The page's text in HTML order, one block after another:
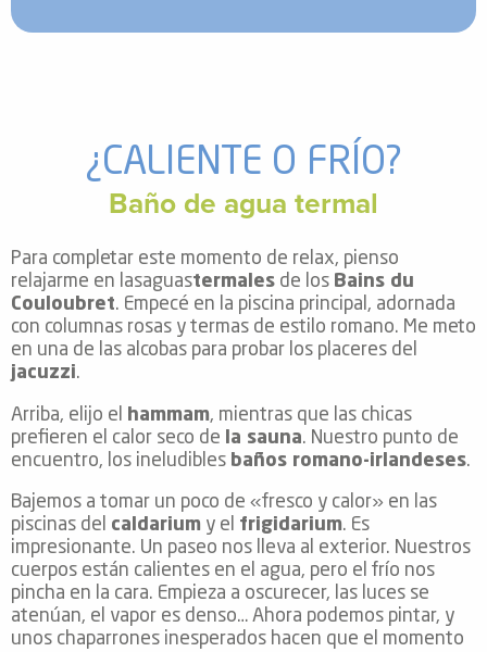
¿CALIENTE O FRÍO?
Baño de agua termal
Para completar este momento de relax, pienso
relajarme en lasaguastermales de los Bains du
Couloubret. Empecé en la piscina principal, adornada
con columnas rosas y termas de estilo romano. Me meto
en una de las alcobas para probar los placeres del
jacuzzi.
Arriba, elijo el hammam, mientras que las chicas
prefieren el calor seco de
la sauna. Nuestro punto de
encuentro, los ineludibles baños romano-irlandeses.
Bajemos a tomar un poco de «fresco y calor» en las
piscinas del caldarium y el frigidarium. Es
impresionante. Un paseo nos lleva al exterior. Nuestros
cuerpos están calientes en el agua, pero el frío nos
pincha en la cara. Empieza a oscurecer, las luces se
atenúan, el vapor es denso… Ahora podemos pintar, y
unos chaparrones inesperados hacen que el momento